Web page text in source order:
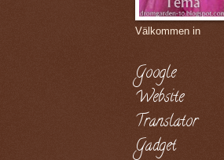
Välkommen in
Google
Website
Translator
Gadget